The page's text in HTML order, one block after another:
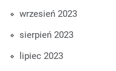
wrzesień 2023
sierpień 2023
lipiec 2023